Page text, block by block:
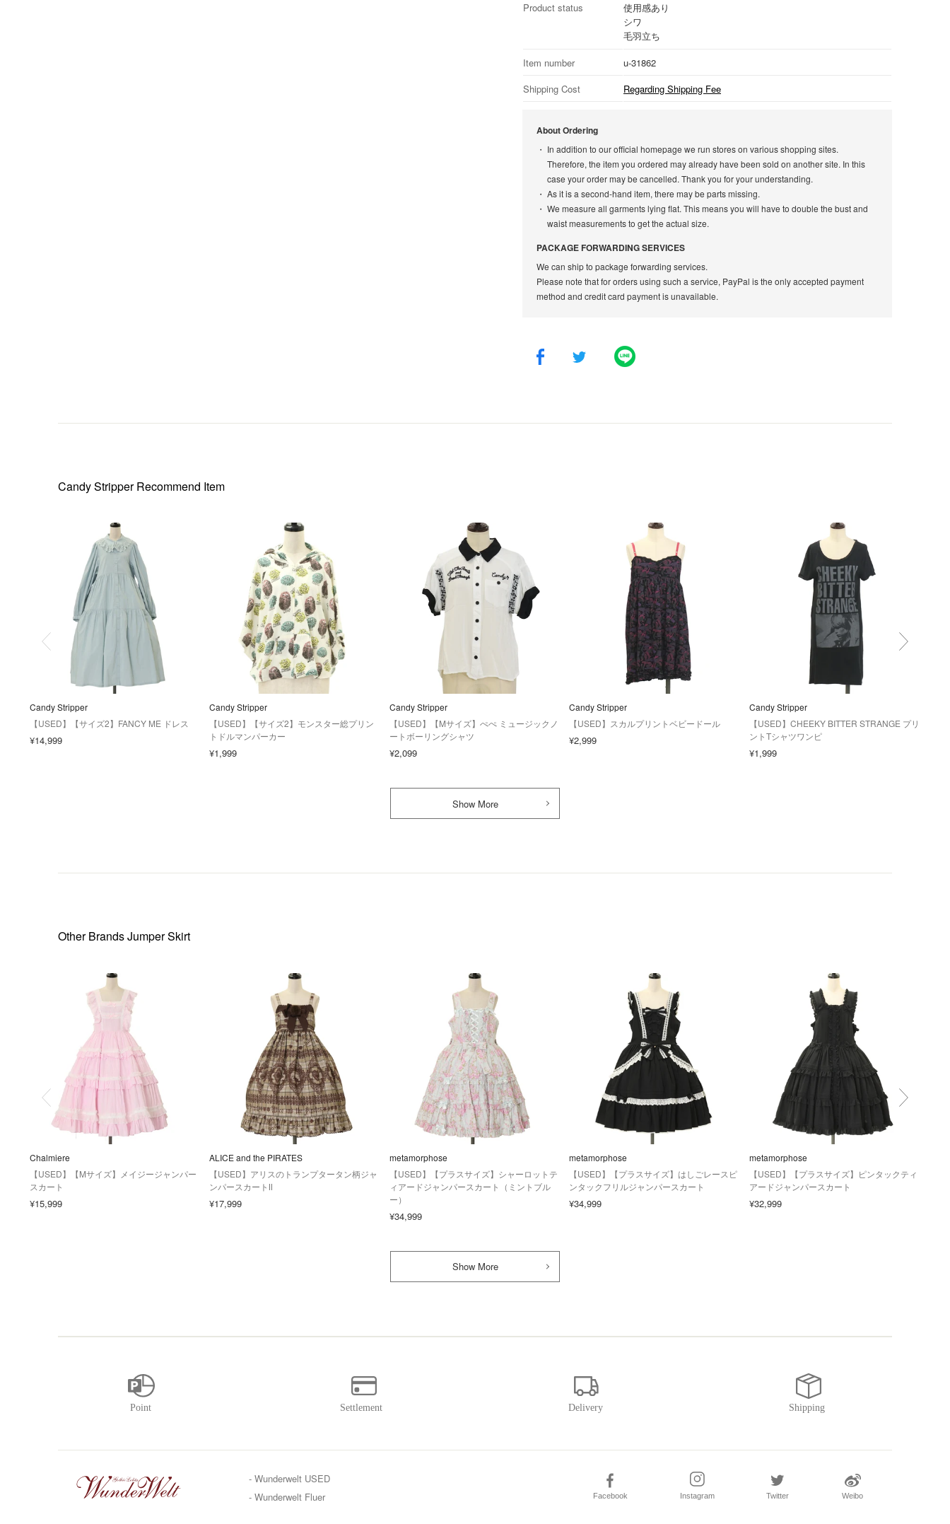
Product status
使用感あり
シワ
毛羽立ち
Item number
u-31862
Shipping Cost
Regarding Shipping Fee
About Ordering
In addition to our official homepage we run stores on various shopping sites.
Therefore, the item you ordered may already have been sold on another site. In this
case your order may be cancelled. Thank you for your understanding.
As it is a second-hand item, there may be parts missing.
We measure all garments lying flat. This means you will have to double the bust and
waist measurements to get the actual size.
PACKAGE FORWARDING SERVICES
We can ship to package forwarding services.
Please note that for orders using such a service, PayPal is the only accepted payment
method and credit card payment is unavailable.
Candy StripperRecommend Item
Candy Stripper
【USED】【サイズ2】FANCY ME ドレス
¥14,999
Candy Stripper
【USED】【サイズ2】モンスター総プリン
トドルマンパーカー
¥1,999
Candy Stripper
【USED】【Mサイズ】ぺぺ ミュージックノ
ートボーリングシャツ
¥2,099
Candy Stripper
【USED】スカルプリントベビードール
¥2,999
Candy Stripper
【USED】CHEEKY BITTER STRANGE プリ
ントTシャツワンピ
¥1,999
Show More
Other Brands Jumper Skirt
Chalmiere
【USED】【Mサイズ】メイジージャンパー
スカート
¥15,999
ALICE and the PIRATES
【USED】アリスのトランプタータン柄ジャ
ンパースカートⅡ
¥17,999
metamorphose
【USED】【プラスサイズ】シャーロットテ
ィアードジャンパースカート（ミントブル
ー）
¥34,999
metamorphose
【USED】【プラスサイズ】はしごレースピ
ンタックフリルジャンパースカート
¥34,999
metamorphose
【USED】【プラスサイズ】ピンタックティ
アードジャンパースカート
¥32,999
Show More
- Wunderwelt USED
- Wunderwelt Fluer
Facebook Instagram Twitter Weibo